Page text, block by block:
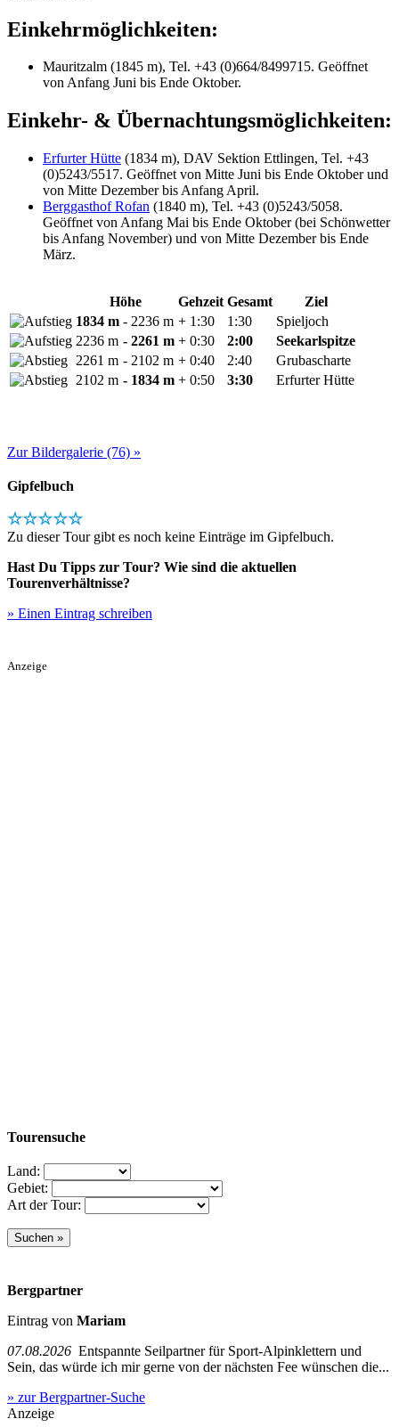
Einkehrmöglichkeiten:
Mauritzalm (1845 m), Tel. +43 (0)664/8499715. Geöffnet
von Anfang Juni bis Ende Oktober.
Einkehr- & Übernachtungsmöglichkeiten:
Erfurter Hütte (1834 m), DAV Sektion Ettlingen, Tel. +43
(0)5243/5517. Geöffnet von Mitte Juni bis Ende Oktober und
von Mitte Dezember bis Anfang April.
Berggasthof Rofan (1840 m), Tel. +43 (0)5243/5058.
Geöffnet von Anfang Mai bis Ende Oktober (bei Schönwetter
bis Anfang November) und von Mitte Dezember bis Ende
März.
Höhe Gehzeit Gesamt
Ziel
1834 m - 2236 m + 1:30 1:30
Spieljoch
2236 m - 2261 m + 0:30 2:00
Seekarlspitze
2261 m - 2102 m + 0:40 2:40
Grubascharte
2102 m - 1834 m + 0:50 3:30 Erfurter Hütte
Zur Bildergalerie (76) »
Gipfelbuch
☆☆☆☆☆
Zu dieser Tour gibt es noch keine Einträge im Gipfelbuch.
Hast Du Tipps zur Tour? Wie sind die aktuellen
Tourenverhältnisse?
» Einen Eintrag schreiben
Anzeige
Tourensuche
Land:
Gebiet:
Art der Tour:
Bergpartner
Eintrag von Mariam
07.08.2026 Entspannte Seilpartner für Sport-Alpinklettern und
Sein, das würde ich mir gerne von der nächsten Fee wünschen die...
» zur Bergpartner-Suche
Anzeige